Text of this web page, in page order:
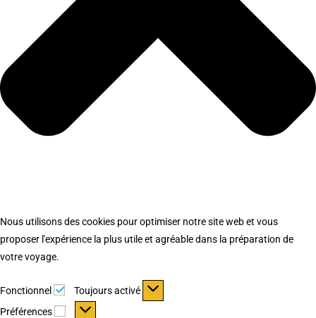
Nous utilisons des cookies pour optimiser notre site web et vous
proposer l'expérience la plus utile et agréable dans la préparation de
votre voyage.
Fonctionnel Fonctionnel
Toujours activé
Préférences
Préférences